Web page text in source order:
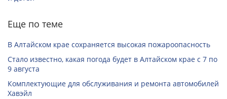
Еще по теме
В Алтайском крае сохраняется высокая пожароопасность
Стало известно, какая погода будет в Алтайском крае с 7 по
9 августа
Комплектующие для обслуживания и ремонта автомобилей
Хавэйл